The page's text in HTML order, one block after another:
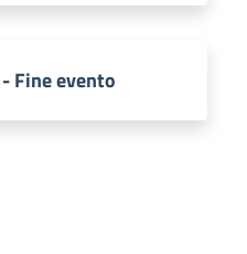
Fine evento